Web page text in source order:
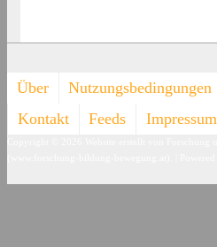
Footer-
Menü
Über Nutzungsbedingungen
Kontakt
Feeds Impressum